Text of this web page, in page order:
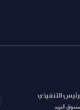
التنفيذي
البريد